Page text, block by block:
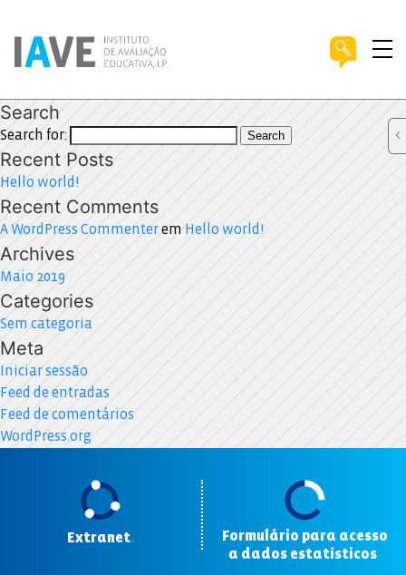
Search
Search for: Search
Recent Posts
Hello world!
Recent Comments
A WordPress Commenterem Hello world!
Archives
Maio 2019
Categories
Sem categoria
Meta
Iniciar sessão
Feed de entradas
Feed de comentários
WordPress.org
Extranet.
Formulário para acesso
a dados estatísticos